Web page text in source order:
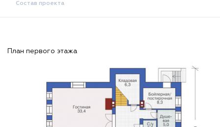
Состав проекта
План первого этажа